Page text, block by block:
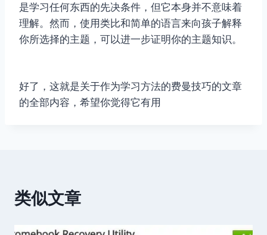
是学习任何东西的先决条件，但它本身并不意味着
理解。然而，使用类比和简单的语言来向孩子解释
你所选择的主题，可以进一步证明你的主题知识。
好了，这就是关于作为学习方法的费曼技巧的文章
的全部内容，希望你觉得它有用
类似文章